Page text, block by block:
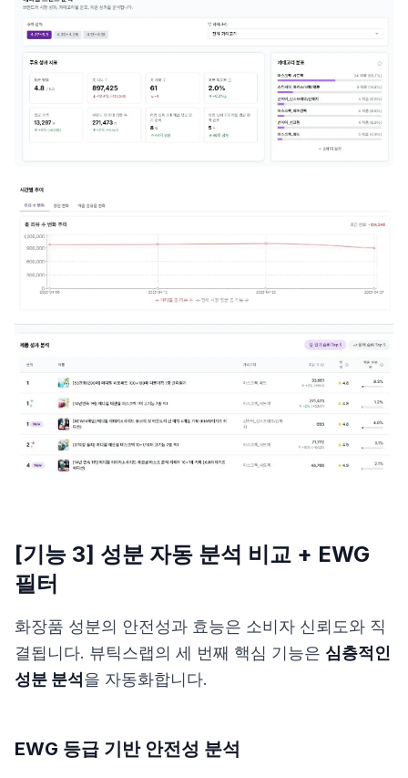
[기능 3] 성분 자동 분석 비교 + EWG
필터
화장품 성분의 안전성과 효능은 소비자 신뢰도와 직
결됩니다. 뷰틱스랩의 세 번째 핵심 기능은 심층적인
성분 분석 을 자동화합니다.
EWG 등급 기반 안전성 분석